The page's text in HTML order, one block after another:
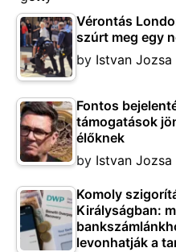
Vérontás
szúrt meg egy
by Istvan Jozsa
Fontos
támogatások
élőknek
by Istvan Jozsa
Komoly
Királyságban:
levonhatják a